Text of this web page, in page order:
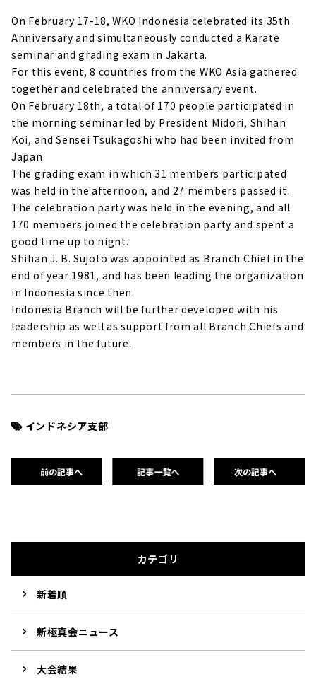
On February 17-18, WKO Indonesia celebrated its 35th
Anniversary and simultaneously conducted a Karate
seminar and grading exam in Jakarta.
For this event, 8 countries from the WKO Asia gathered
together and celebrated the anniversary event.
On February 18th, a total of 170 people participated in
the morning seminar led by President Midori, Shihan
Koi, and Sensei Tsukagoshi who had been invited from
Japan.
The grading exam in which 31 members participated
was held in the afternoon, and 27 members passed it.
The celebration party was held in the evening, and all
170 members joined the celebration party and spent a
good time up to night.
Shihan J. B. Sujoto was appointed as Branch Chief in the
end of year 1981, and has been leading the organization
in Indonesia since then.
Indonesia Branch will be further developed with his
leadership as well as support from all Branch Chiefs and
members in the future.
インドネシア支部
前の記事へ 記事一覧へ 次の記事へ
カテゴリ
新着順
新極真会ニュース
大会結果